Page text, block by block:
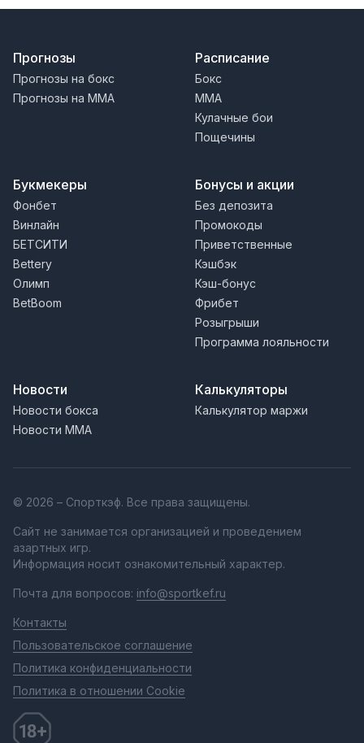
Прогнозы
Прогнозы на бокс
Прогнозы на MMA
Расписание
Бокс
MMA
Кулачные бои
Пощечины
Букмекеры
Фонбет
Винлайн
БЕТСИТИ
Bettery
Олимп
BetBoom
Бонусы и акции
Без депозита
Промокоды
Приветственные
Кэшбэк
Кэш-бонус
Фрибет
Розыгрыши
Программа лояльности
Новости
Новости бокса
Новости MMA
Калькуляторы
Калькулятор маржи
© 2026 – Спорткэф. Все права защищены.
Сайт не занимается организацией и проведением
азартных игр.
Информация носит ознакомительный характер.
Почта для вопросов: info@sportkef.ru
Контакты
Пользовательское соглашение
Политика конфиденциальности
Политика в отношении Cookie